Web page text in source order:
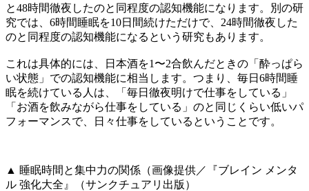
と48時間徹夜したのと同程度の認知機能になります。別の研
究では、6時間睡眠を10日間続けただけで、24時間徹夜した
のと同程度の認知機能になるという研究もあります。
これは具体的には、日本酒を1〜2合飲んだときの「酔っぱら
い状態」での認知機能に相当します。つまり、毎日6時間睡
眠を続けている人は、「毎日徹夜明けで仕事をしている」
「お酒を飲みながら仕事をしている」のと同じくらい低いパ
フォーマンスで、日々仕事をしているということです。
▲ 睡眠時間と集中力の関係（画像提供／『ブレイン メンタ
ル 強化大全』（サンクチュアリ出版）